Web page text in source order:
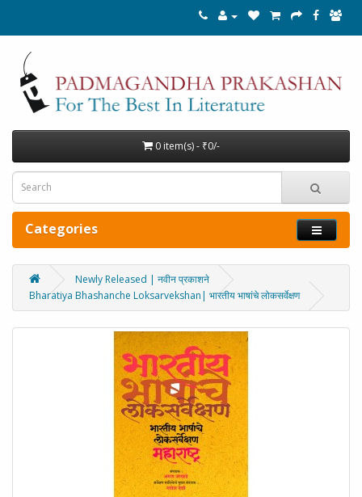
0 item(s) - ₹0/-
Categories
Newly Released | नवीन प्रकाशने
Bharatiya Bhashanche Loksarvekshan| भारतीय भाषांचे लोकसर्वेक्षण